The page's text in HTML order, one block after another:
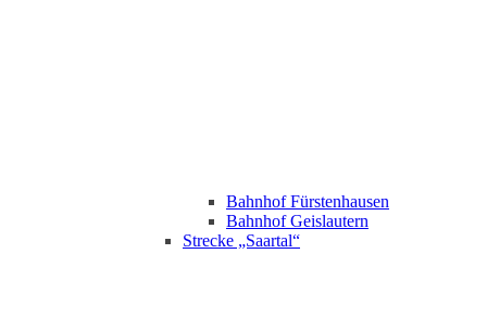
Bahnhof Fürstenhausen
Bahnhof Geislautern
Strecke „Saartal“